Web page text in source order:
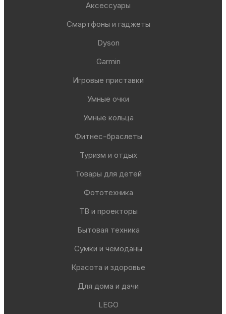
Аксессуары
Смартфоны и гаджеты
Dyson
Garmin
Игровые приставки
Умные очки
Умные кольца
Фитнес-браслеты
Туризм и отдых
Товары для детей
Фототехника
ТВ и проекторы
Бытовая техника
Сумки и чемоданы
Красота и здоровье
Для дома и дачи
LEGO